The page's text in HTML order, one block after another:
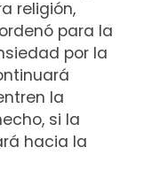
religión,
para la
por la
la
si la
hacia la